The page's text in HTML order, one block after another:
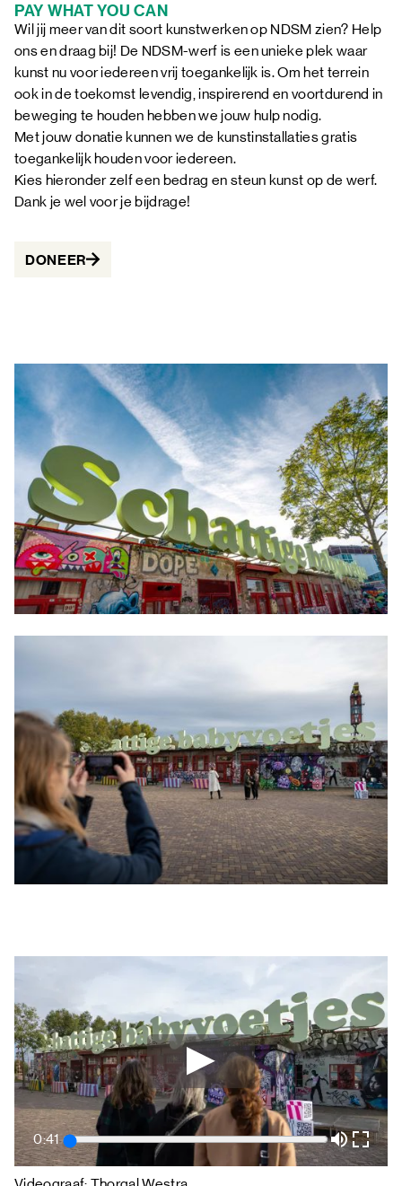
PAY WHAT YOU CAN
Wil jij meer van dit soort kunstwerken op NDSM zien? Help
ons en draag bij! De NDSM-werf is een unieke plek waar
kunst nu voor iedereen vrij toegankelijk is. Om het terrein
ook in de toekomst levendig, inspirerend en voortdurend in
beweging te houden hebben we jouw hulp nodig.
Met jouw donatie kunnen we de kunstinstallaties gratis
toegankelijk houden voor iedereen.
Kies hieronder zelf een bedrag en steun kunst op de werf.
Dank je wel voor je bijdrage!
DONEER
0:41